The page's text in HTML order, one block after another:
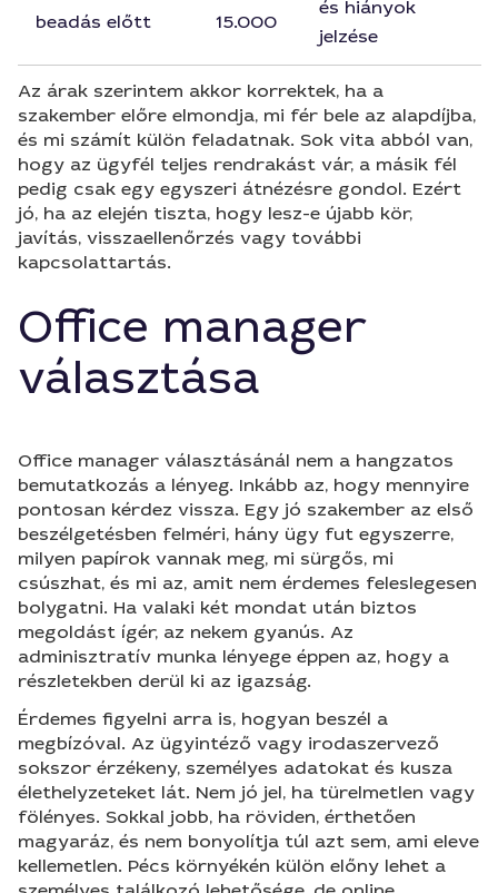
beadás előtt
15.000
és hiányok
jelzése
Az árak szerintem akkor korrektek, ha a
szakember előre elmondja, mi fér bele az alapdíjba,
és mi számít külön feladatnak. Sok vita abból van,
hogy az ügyfél teljes rendrakást vár, a másik fél
pedig csak egy egyszeri átnézésre gondol. Ezért
jó, ha az elején tiszta, hogy lesz-e újabb kör,
javítás, visszaellenőrzés vagy további
kapcsolattartás.
Office manager
választása
Office manager választásánál nem a hangzatos
bemutatkozás a lényeg. Inkább az, hogy mennyire
pontosan kérdez vissza. Egy jó szakember az első
beszélgetésben felméri, hány ügy fut egyszerre,
milyen papírok vannak meg, mi sürgős, mi
csúszhat, és mi az, amit nem érdemes feleslegesen
bolygatni. Ha valaki két mondat után biztos
megoldást ígér, az nekem gyanús. Az
adminisztratív munka lényege éppen az, hogy a
részletekben derül ki az igazság.
Érdemes figyelni arra is, hogyan beszél a
megbízóval. Az ügyintéző vagy irodaszervező
sokszor érzékeny, személyes adatokat és kusza
élethelyzeteket lát. Nem jó jel, ha türelmetlen vagy
fölényes. Sokkal jobb, ha röviden, érthetően
magyaráz, és nem bonyolítja túl azt sem, ami eleve
kellemetlen. Pécs környékén külön előny lehet a